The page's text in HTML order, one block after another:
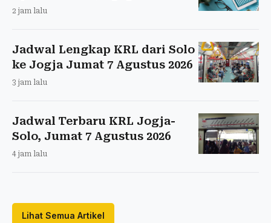
2 jam lalu
Jadwal Lengkap KRL dari Solo
ke Jogja Jumat 7 Agustus 2026
3 jam lalu
Jadwal Terbaru KRL Jogja-
Solo, Jumat 7 Agustus 2026
4 jam lalu
Lihat Semua Artikel